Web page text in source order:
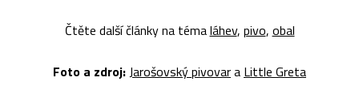
Čtěte další články na témaláhev, pivo, obal
Foto a zdroj:Jarošovský pivovara Little Greta